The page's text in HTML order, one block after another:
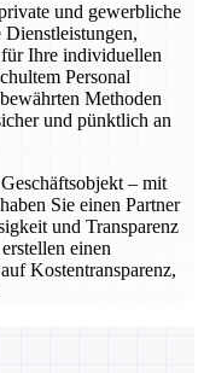
und gewerbliche
für Ihre individuellen
Personal
Methoden
und pünktlich an
– mit
Sie einen Partner
und Transparenz
einen
Kostentransparenz,